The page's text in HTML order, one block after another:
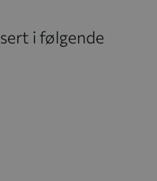
i følgende